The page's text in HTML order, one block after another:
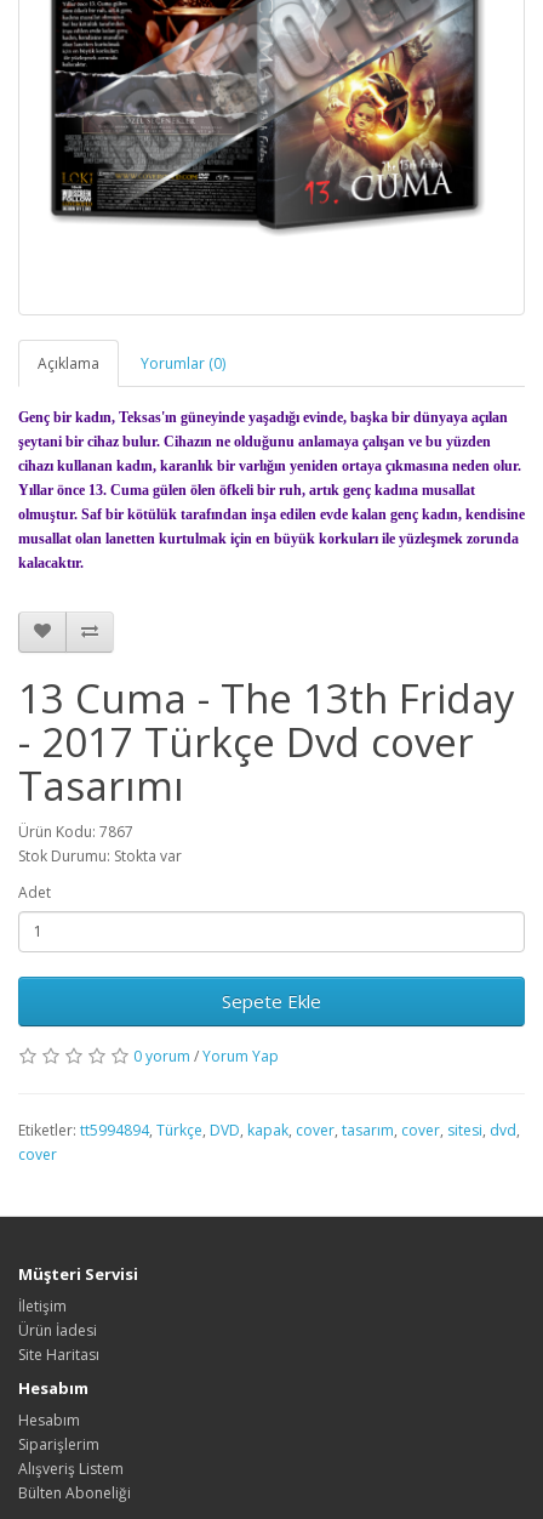
Açıklama Yorumlar (0)
Genç bir kadın, Teksas'ın güneyinde yaşadığı evinde, başka bir dünyaya açılan
şeytani bir cihaz bulur. Cihazın ne olduğunu anlamaya çalışan ve bu yüzden
cihazı kullanan kadın, karanlık bir varlığın yeniden ortaya çıkmasına neden olur.
Yıllar önce 13. Cuma gülen ölen öfkeli bir ruh, artık genç kadına musallat
olmuştur. Saf bir kötülük tarafından inşa edilen evde kalan genç kadın, kendisine
musallat olan lanetten kurtulmak için en büyük korkuları ile yüzleşmek zorunda
kalacaktır.
13 Cuma - The 13th Friday
- 2017 Türkçe Dvd cover
Tasarımı
Ürün Kodu: 7867
Stok Durumu: Stokta var
Adet
Sepete Ekle
0 yorum /Yorum Yap
Etiketler: tt5994894, Türkçe, DVD, kapak, cover, tasarım, cover, sitesi, dvd,
cover
Müşteri Servisi
İletişim
Ürün İadesi
Site Haritası
Hesabım
Hesabım
Siparişlerim
Alışveriş Listem
Bülten Aboneliği